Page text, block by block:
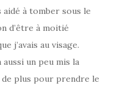
aidé à tomber sous le
d’être à moitié
j’avais au visage.
un peu mis la
de plus pour prendre le